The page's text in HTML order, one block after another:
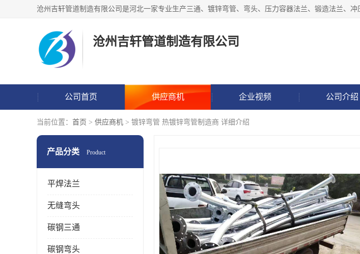
沧州吉轩管道制造有限公司
公司首页 供应商机 企业视频 公司介绍
当前位置： 首页 > 供应商机 > 镀锌弯管 热镀锌弯管制造商 详细介绍
产品分类 Product
平焊法兰
无缝弯头
碳钢三通
碳钢弯头